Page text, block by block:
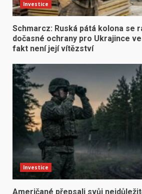
Investice
Schmarcz: Ruská pátá kolona se
dočasné ochrany pro Ukrajince
fakt není její vítězství
Investice
Američané přepsali svůj